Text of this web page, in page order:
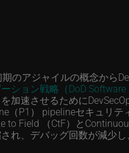
のアジャイルの概念から
ション戦略（DoD Software
加速させるために
（P1） pipelineセキュリ
to Field （CtF）と
れ、デバッグ回数が減少